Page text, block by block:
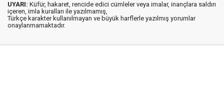
UYARI: Küfür, hakaret, rencide edici cümleler veya imalar, inançlara saldırı
içeren, imla kuralları ile yazılmamış,
Türkçe karakter kullanılmayan ve büyük harflerle yazılmış yorumlar
onaylanmamaktadır.